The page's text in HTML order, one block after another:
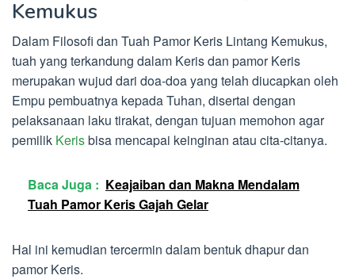
Kemukus
Dalam Filosofi dan Tuah Pamor Keris Lintang Kemukus,
tuah yang terkandung dalam Keris dan pamor Keris
merupakan wujud dari doa-doa yang telah diucapkan oleh
Empu pembuatnya kepada Tuhan, disertai dengan
pelaksanaan laku tirakat, dengan tujuan memohon agar
pemilik Kerisbisa mencapai keinginan atau cita-citanya.
Baca Juga : Keajaiban dan Makna Mendalam
Tuah Pamor Keris Gajah Gelar
Hal ini kemudian tercermin dalam bentuk dhapur dan
pamor Keris.